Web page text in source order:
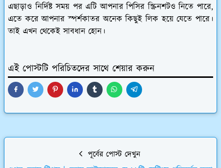
এছাড়াও নির্দিষ্ট সময় পর এটি আপনার পিসির স্ক্রিনশটও নিতে পারে,
এতে করে আপনার স্পর্শকাতর অনেক কিছুই লিক হয়ে যেতে পারে।
তাই এখন থেকেই সাবধান হোন।
এই পোস্টটি পরিচিতদের সাথে শেয়ার করুন
পূর্বের পোস্ট দেখুন